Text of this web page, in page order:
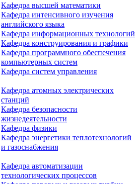
Кафедра высшей математики
Кафедра интенсивного изучения
английского языка
Кафедра информационных технологий
Кафедра конструирования и графики
Кафедра программного обеспечения
компьютерных систем
Кафедра систем управления
Кафедра атомных электрических
станций
Кафедра безопасности
жизнедеятельности
Кафедра физики
Кафедра энергетики теплотехнологий
и газоснабжения
Кафедра автоматизации
технологических процессов